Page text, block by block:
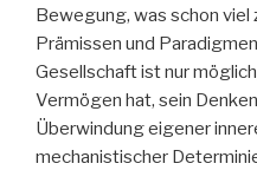
Bewegung, was schon viel
Prämissen und
Gesellschaft ist nur
Vermögen hat, sein
Überwindung eigener
mechanistischer